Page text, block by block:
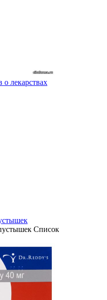
лекарствах
Список